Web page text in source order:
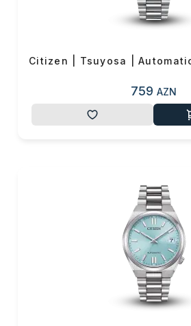
Citizen | Tsuyosa |
759 AZN
Yekun məbləğ
Alış-verişə
OK